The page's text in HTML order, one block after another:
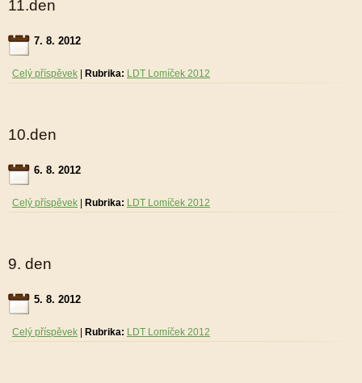
11.den
7. 8. 2012
Celý příspěvek Rubrika: LDT Lomíček 2012
10.den
6. 8. 2012
Celý příspěvek Rubrika: LDT Lomíček 2012
9. den
5. 8. 2012
Celý příspěvek Rubrika: LDT Lomíček 2012